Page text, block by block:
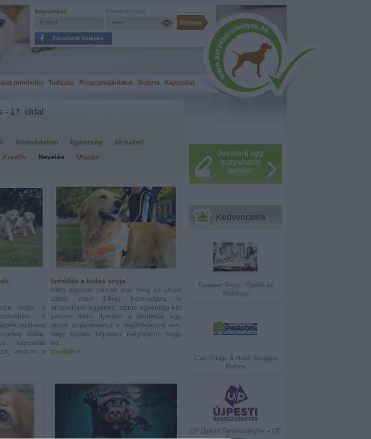
Regisztráció
Facebook belépés
minősítés Tudástár Programajánlatok Galéria Kapcsolat
- 17. oldal
Állatvédelem Egészség
Jó tudni!
Kreatív Nevelés Utazás
óriási a
A
lerakása
időbe,
kapcsolat
amiben a
Ismétlés a tudás anyja
Nem egyszer néztek már meg az utcán
azért, mert Lilivel harmadjára is
elhaladtunk ugyanott, szinte ugyanúgy két
percen belül. Ilyenkor a járókelők egy
része tanácstalanul a segítségemre siet,
vagy éppen képtelen megfejteni, hogy
mi...
tovább »
Javasolj egy
kutyabarát
helyet!
Kedvenceink
Eyewear Store - Optika ès
Webshop
Club Village & Hotel Spiaggia
Romea
UP Újpesti Rendezvénytér – UP